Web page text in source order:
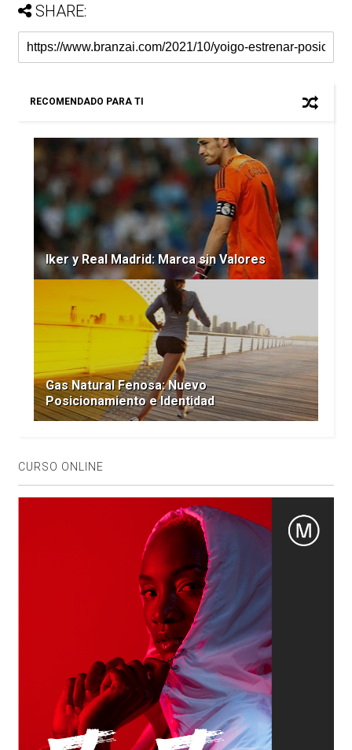
SHARE:
RECOMENDADO PARA TI
Iker y Real Madrid: Marca sin Valores
Gas Natural Fenosa: Nuevo
Posicionamiento e Identidad
CURSO ONLINE